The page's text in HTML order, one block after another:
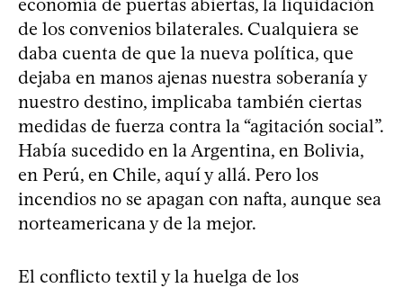
de los convenios bilaterales. Cualquiera se
daba cuenta de que la nueva política, que
dejaba en manos ajenas nuestra soberanía y
nuestro destino, implicaba también ciertas
medidas de fuerza contra la “agitación social”.
Había sucedido en la Argentina, en Bolivia,
en Perú, en Chile, aquí y allá. Pero los
incendios no se apagan con nafta, aunque sea
norteamericana y de la mejor.
El conflicto textil y la huelga de los